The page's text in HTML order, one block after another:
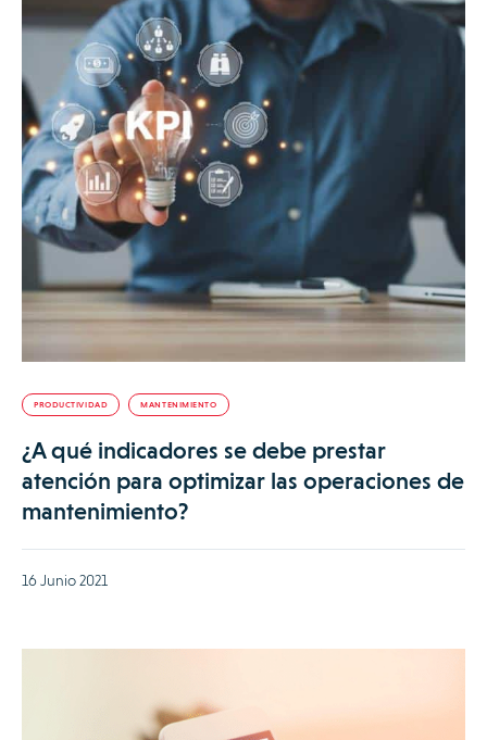
PRODUCTIVIDAD MANTENIMIENTO
¿A qué indicadores se debe prestar
atención para optimizar las operaciones de
mantenimiento?
16 Junio 2021